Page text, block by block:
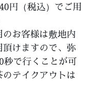
円（税込）でご用
お客様は敷地内
けますので、弥
秒で行くことが可
テイクアウトは